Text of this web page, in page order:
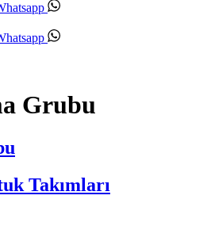
Grubu
Takımları